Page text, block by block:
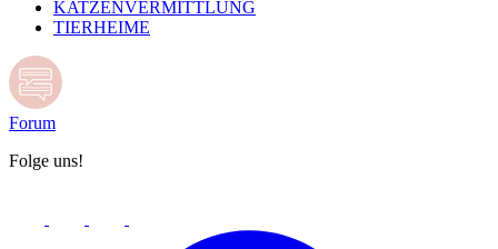
KATZENVERMITTLUNG
TIERHEIME
Forum
Folge uns!